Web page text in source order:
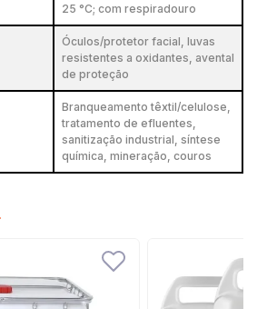
25 °C; com respiradouro
Óculos/protetor facial, luvas
resistentes a oxidantes, avental
de proteção
Branqueamento têxtil/celulose,
tratamento de efluentes,
sanitização industrial, síntese
química, mineração, couros